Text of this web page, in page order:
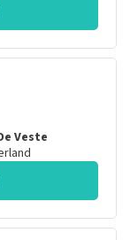
Veste